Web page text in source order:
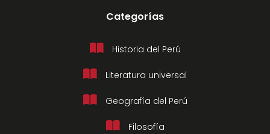
Categorías
Historia del Perú
Literatura universal
Geografía del Perú
Filosofía